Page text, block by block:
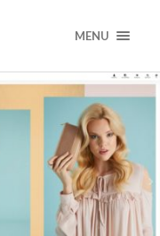
MENU